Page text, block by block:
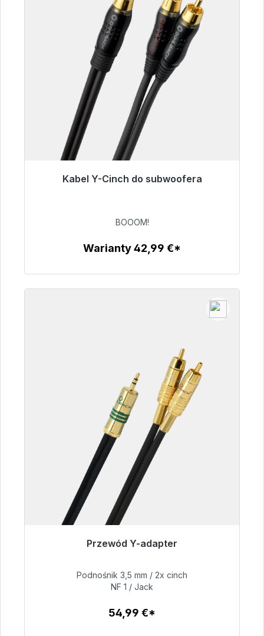
Kabel Y-Cinch do subwoofera
Gotowy do natychmiastowej wysyłki, czas
53,49 €
BOOOM!
Warianty 42,99 €*
Przewód Y-adapter
Gotowy do natychmiastowej wysyłki, czas
54,99 €
Podnośnik 3,5 mm / 2x cinch
NF 1 / Jack
54,99 €*